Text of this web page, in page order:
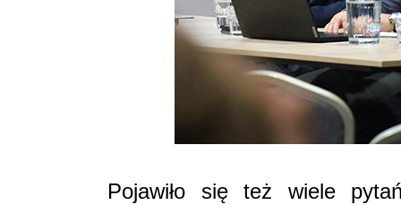
Pojawiło się też wiele